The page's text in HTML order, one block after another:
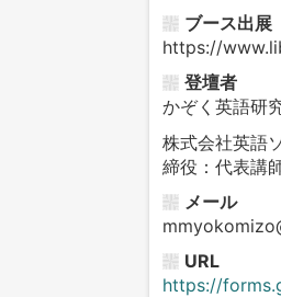
ブース出展
https://
登壇者
かぞく英語
株式会社英語
締役：代表
メール
URL
https://